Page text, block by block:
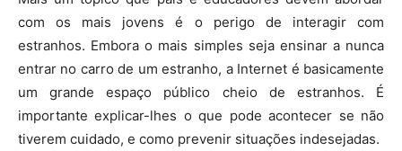
com os mais jovens é o perigo de interagir com
estranhos. Embora o mais simples seja ensinar a nunca
entrar no carro de um estranho, a Internet é basicamente
um grande espaço público cheio de estranhos. É
importante explicar-lhes o que pode acontecer se não
tiverem cuidado, e como prevenir situações indesejadas.